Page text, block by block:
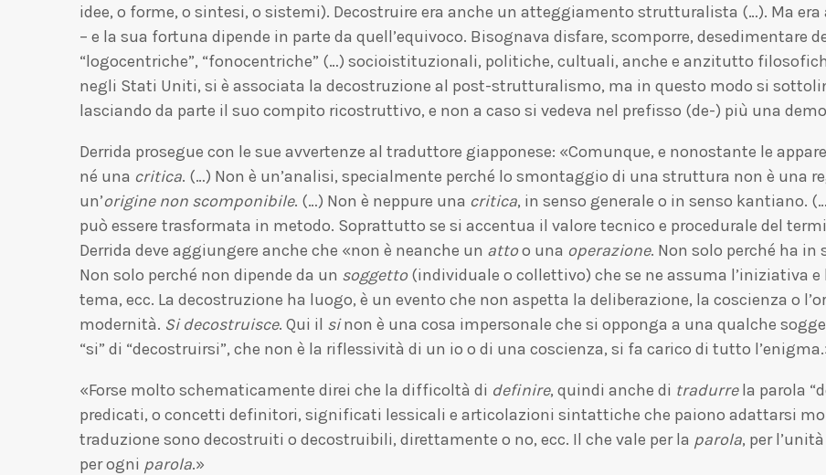
idee, o forme, o sintesi, o sistemi). Decostruire era anche un atteggiamento strutturalista (…). Ma
– e la sua fortuna dipende in parte da quell’equivoco. Bisognava disfare, scomporre,
“logocentriche”, “fonocentriche” (…) socioistituzionali, politiche, cultuali, anche e anzitutto
negli Stati Uniti, si è associata la decostruzione al post-strutturalismo, ma in questo modo si
lasciando da parte il suo compito ricostruttivo, e non a caso si vedeva nel prefisso (de-) più una
Derrida prosegue con le sue avvertenze al traduttore giapponese: «Comunque, e nonostante le
né una critica. (…) Non è un’analisi, specialmente perché lo smontaggio di una struttura non è una
un’origine non scomponibile. (…) Non è neppure una critica, in senso generale o in senso kantiano.
può essere trasformata in metodo. Soprattutto se si accentua il valore tecnico e procedurale del
Derrida deve aggiungere anche che «non è neanche un attoo una operazione. Non solo perché ha in
Non solo perché non dipende da un soggetto(individuale o collettivo) che se ne assuma l’iniziativa
tema, ecc. La decostruzione ha luogo, è un evento che non aspetta la deliberazione, la coscienza o
modernità. Si decostruisce. Qui il sinon è una cosa impersonale che si opponga a una qualche
“si” di “decostruirsi”, che non è la riflessività di un io o di una coscienza, si fa carico di tutto
«Forse molto schematicamente direi che la difficoltà di definire, quindi anche di tradurrela parola
predicati, o concetti definitori, significati lessicali e articolazioni sintattiche che paiono adattarsi
traduzione sono decostruiti o decostruibili, direttamente o no, ecc. Il che vale per la parola, per
per ogni parola.»